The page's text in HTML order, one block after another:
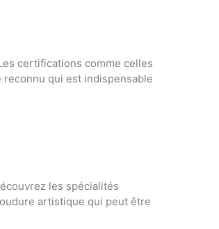
certifications comme celles
qui est indispensable
les spécialités
artistique qui peut être